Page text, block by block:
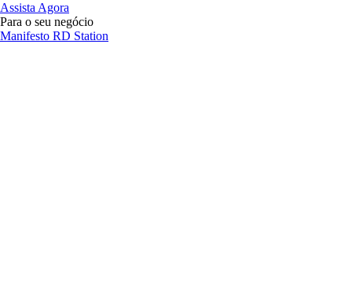
Assista Agora
Para o seu negócio
Manifesto RD Station